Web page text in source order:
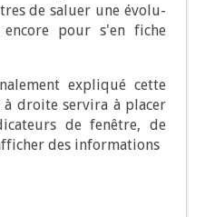
de saluer une évo­lu­
pour s'en fiche
expli­qué cette
à droite ser­vi­ra à pla­cer
de fenêtre, de
des informations